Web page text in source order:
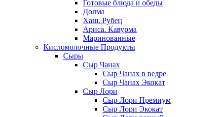
Готовые блюда и обеды
Долма
Хаш. Рубец
Ариса. Кавурма
Маринованные
Кисломолочные Продукты
Сыры
Сыр Чанах
Сыр Чанах в ведре
Сыр Чанах Экокат
Сыр Лори
Сыр Лори Премиум
Сыр Лори Экокат